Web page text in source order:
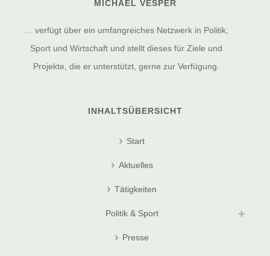
MICHAEL VESPER
… verfügt über ein umfangreiches Netzwerk in Politik,
Sport und Wirtschaft und stellt dieses für Ziele und
Projekte, die er unterstützt, gerne zur Verfügung.
INHALTSÜBERSICHT
Start
Aktuelles
Tätigkeiten
Politik & Sport
Presse